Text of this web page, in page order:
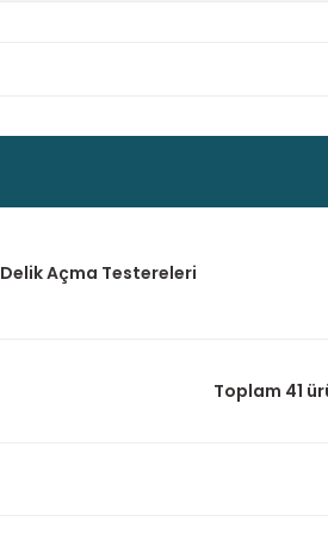
Delik Açma Testereleri
Toplam 41